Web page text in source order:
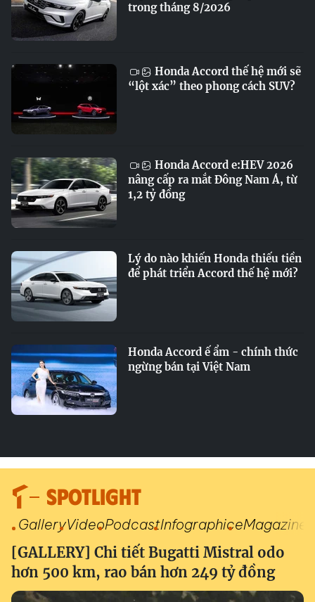
trong tháng 8/2026
Honda Accord thế hệ mới sẽ
“lột xác” theo phong cách SUV?
Honda Accord e:HEV 2026
nâng cấp ra mắt Đông Nam Á, từ
1,2 tỷ đồng
Lý do nào khiến Honda thiếu tiền
để phát triển Accord thế hệ mới?
Honda Accord ế ẩm - chính thức
ngừng bán tại Việt Nam
SPOTLIGHT
GalleryVideoPodcastInfographiceMagazine
[GALLERY] Chi tiết Bugatti Mistral odo
hơn 500 km, rao bán hơn 249 tỷ đồng